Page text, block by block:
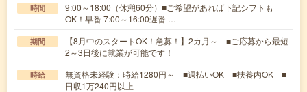
時間
9:00～18:00（休憩60分）■ご希望があれば下記シフトも
OK！早番 7:00～16:00遅番 …
期間
【8月中のスタートOK！急募！】2カ月～ ■ご応募から最短
2～3日後に就業が可能です！
時給
無資格未経験：時給1280円～ ■週払いOK ■扶養内OK ■
日収1万240円以上